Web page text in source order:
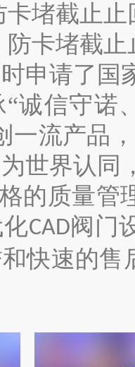
卡堵截止
卡堵截
申请了国
诚信守诺
一流产品
世界认同
的质量管
CAD阀门
快速的